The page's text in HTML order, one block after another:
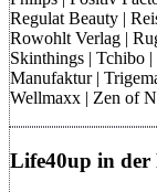
Regulat Beauty |
Rowohlt Verlag |
Skinthings | Tchibo |
Manufaktur |
Wellmaxx | Zen of
Life40up in der